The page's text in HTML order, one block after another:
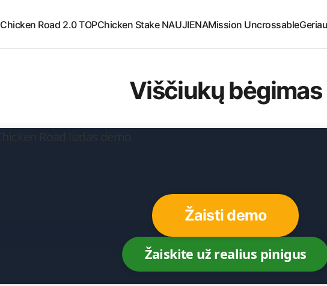
Chicken Road 2.0 TOPChicken Stake NAUJIENAMission Uncrossable
Viščiukų bėgimas
Žaisti demo
Žaiskite už realius pinigus